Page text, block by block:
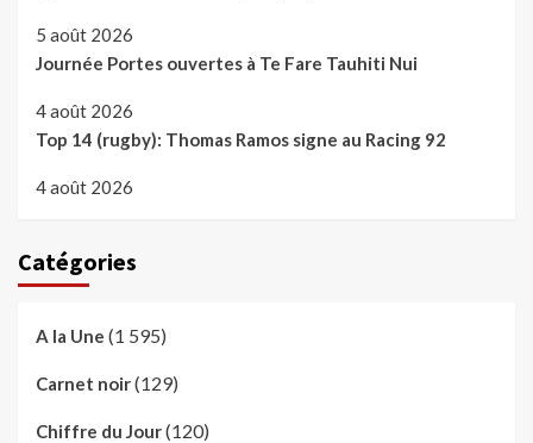
5 août 2026
Journée Portes ouvertes à Te Fare Tauhiti Nui
4 août 2026
Top 14 (rugby): Thomas Ramos signe au Racing 92
4 août 2026
Catégories
A la Une (1 595)
Carnet noir(129)
Chiffre du Jour(120)